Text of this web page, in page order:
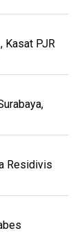
Kasat PJR
Residivis